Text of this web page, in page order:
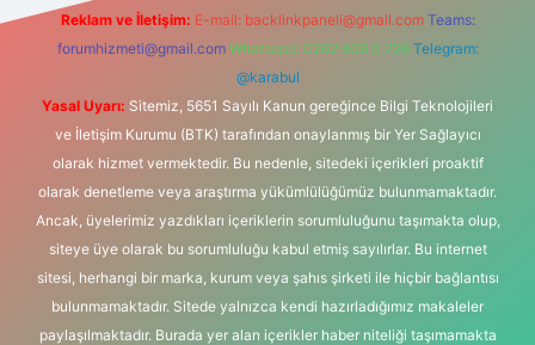
Reklam ve İletişim: E-mail: backlinkpaneli@gmail.com Teams:
forumhizmeti@gmail.com Whatsapp: 0262 606 0 726 Telegram:
@karabul
Yasal Uyarı: Sitemiz, 5651 Sayılı Kanun gereğince Bilgi Teknolojileri
ve İletişim Kurumu (BTK) tarafından onaylanmış bir Yer Sağlayıcı
olarak hizmet vermektedir. Bu nedenle, sitedeki içerikleri proaktif
olarak denetleme veya araştırma yükümlülüğümüz bulunmamaktadır.
Ancak, üyelerimiz yazdıkları içeriklerin sorumluluğunu taşımakta olup,
siteye üye olarak bu sorumluluğu kabul etmiş sayılırlar. Bu internet
sitesi, herhangi bir marka, kurum veya şahıs şirketi ile hiçbir bağlantısı
bulunmamaktadır. Sitede yalnızca kendi hazırladığımız makaleler
paylaşılmaktadır. Burada yer alan içerikler haber niteliği taşımamakta